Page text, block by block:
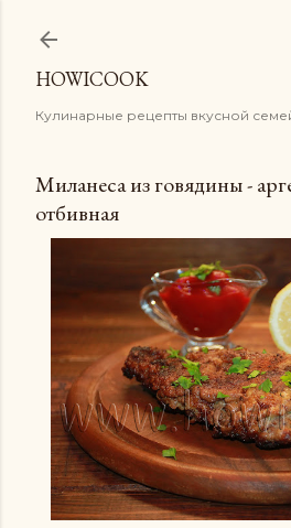
HOWICOOK
Кулинарные рецепты вкусной
Миланеса из говядины -
отбивная